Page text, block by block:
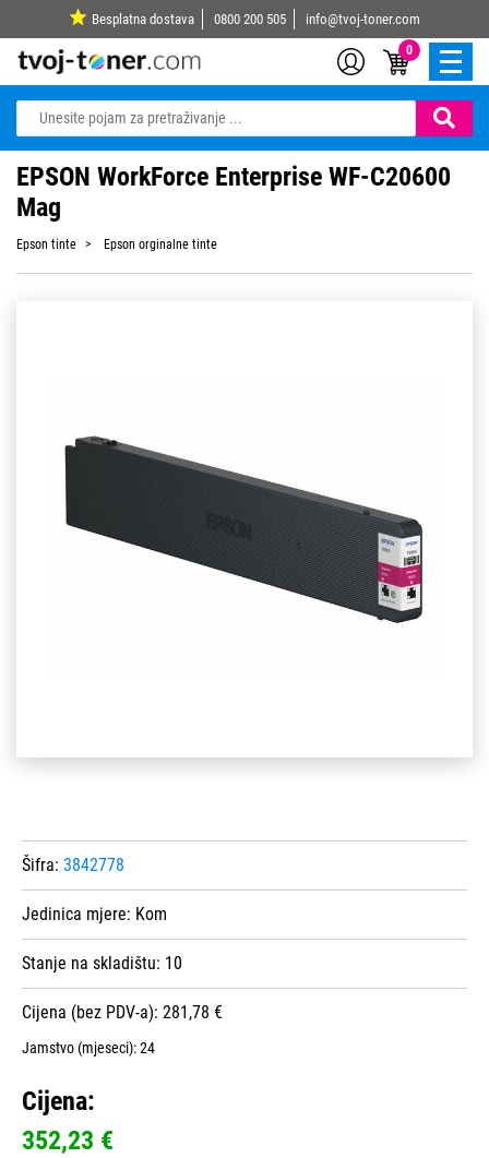
Besplatna dostava 0800 200 505 info@tvoj-toner.com
0
EPSON WorkForce Enterprise WF-C20600
Mag
Epson tinte Epson orginalne tinte
Šifra: 3842778
Jedinica mjere: Kom
Stanje na skladištu: 10
Cijena (bez PDV-a): 281,78 €
Jamstvo (mjeseci):24
Cijena:
352,23 €